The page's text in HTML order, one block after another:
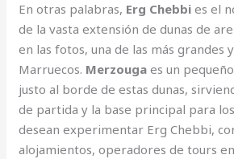
En otras palabras, Erg Chebbi es el
de la vasta extensión de dunas de
en las fotos, una de las más grandes
Marruecos. Merzouga es un
justo al borde de estas dunas,
de partida y la base principal para
desean experimentar Erg Chebbi,
alojamientos, operadores de tours